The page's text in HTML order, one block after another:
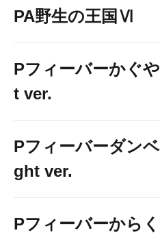
PA野生の王国Ⅵ
Pフィーバーかぐ
t ver.
Pフィーバーダン
ght ver.
Pフィーバーから